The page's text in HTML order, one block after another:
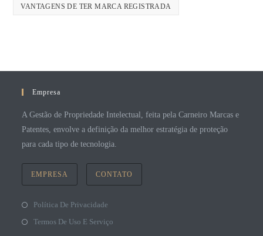
VANTAGENS DE TER MARCA REGISTRADA
Empresa
A Gestão de Propriedade Intelectual, feita pela Carneiro Marcas e
Patentes, envolve a definição da melhor estratégia de proteção
para cada tipo de tecnologia.
EMPRESA CONTATO
Política De Privacidade
Termos De Uso E Serviço